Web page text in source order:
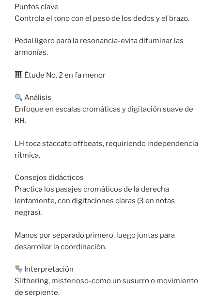
Puntos clave
Controla el tono con el peso de los dedos y el brazo.
Pedal ligero para la resonancia-evita difuminar las
armonías.
Étude No. 2 en fa menor
Análisis
Enfoque en escalas cromáticas y digitación suave de
RH.
LH toca staccato offbeats, requiriendo independencia
rítmica.
Consejos didácticos
Practica los pasajes cromáticos de la derecha
lentamente, con digitaciones claras (3 en notas
negras).
Manos por separado primero, luego juntas para
desarrollar la coordinación.
Interpretación
Slithering, misterioso-como un susurro o movimiento
de serpiente.